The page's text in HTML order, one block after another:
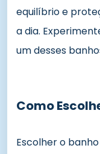
equilíbrio e
a dia.
um desses
Como
Escolher o